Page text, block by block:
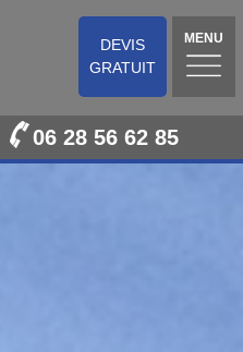
DEVIS
GRATUIT
MENU
06 28 56 62 85